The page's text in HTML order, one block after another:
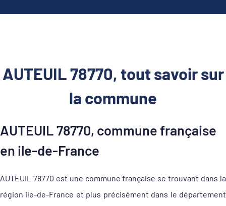
AUTEUIL 78770, tout savoir sur
la commune
AUTEUIL 78770, commune française
en ile-de-France
AUTEUIL 78770 est une commune française se trouvant dans la
région ile-de-France et plus précisément dans le département